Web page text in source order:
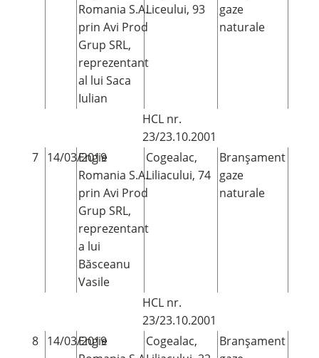
Romania S.A.
prin Avi Prod
Grup SRL,
reprezentant
al lui Saca
Iulian
Liceului, 93
gaze
naturale
HCL nr.
23/23.10.2001
7 14/03/2019
Engie
Romania S.A.
prin Avi Prod
Grup SRL,
reprezentant
a lui
Băsceanu
Vasile
Cogealac,
Liliacului, 74
Branșament
gaze
naturale
HCL nr.
23/23.10.2001
8 14/03/2019
Engie
Cogealac,
Branșament